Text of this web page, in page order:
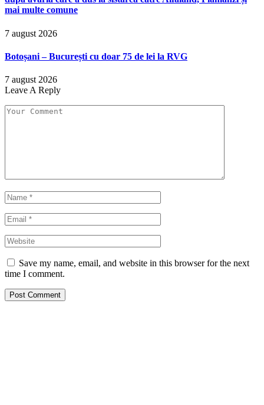
mai multe comune
7 august 2026
Botoșani – București cu doar 75 de lei la RVG
7 august 2026
Leave A Reply
Save my name, email, and website in this browser for the next
time I comment.